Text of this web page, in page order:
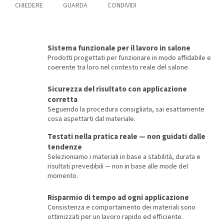
CHIEDERE GUARDA CONDIVIDI
Sistema funzionale per il lavoro in salone
Prodotti progettati per funzionare in modo affidabile e
coerente tra loro nel contesto reale del salone.
Sicurezza del risultato con applicazione
corretta
Seguendo la procedura consigliata, sai esattamente
cosa aspettarti dal materiale.
Testati nella pratica reale — non guidati dalle
tendenze
Selezioniamo i materiali in base a stabilità, durata e
risultati prevedibili — non in base alle mode del
momento.
Risparmio di tempo ad ogni applicazione
Consistenza e comportamento dei materiali sono
ottimizzati per un lavoro rapido ed efficiente.